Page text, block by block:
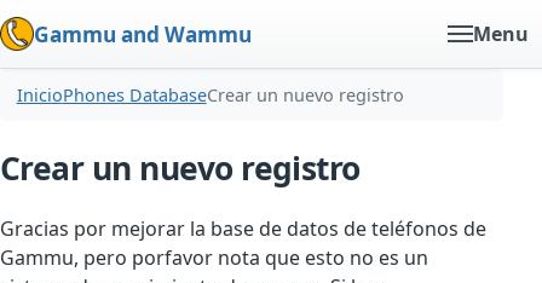
Gammu and Wammu Menu
InicioPhones DatabaseCrear un nuevo registro
Crear un nuevo registro
Gracias por mejorar la base de datos de teléfonos de
Gammu, pero porfavor nota que esto no es un